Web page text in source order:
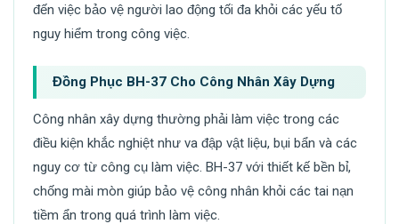
đến việc bảo vệ người lao động tối đa khỏi các yếu tố
nguy hiểm trong công việc.
Đồng Phục BH-37 Cho Công Nhân Xây Dựng
Công nhân xây dựng thường phải làm việc trong các
điều kiện khắc nghiệt như va đập vật liệu, bụi bẩn và các
nguy cơ từ công cụ làm việc. BH-37 với thiết kế bền bỉ,
chống mài mòn giúp bảo vệ công nhân khỏi các tai nạn
tiềm ẩn trong quá trình làm việc.